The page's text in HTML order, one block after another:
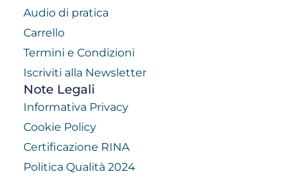
Audio di pratica
Carrello
Termini e Condizioni
Iscriviti alla Newsletter
Note Legali
Informativa Privacy
Cookie Policy
Certificazione RINA
Politica Qualità 2024